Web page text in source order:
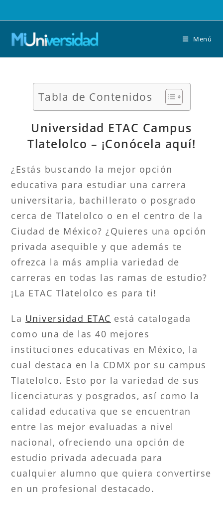
al
contenido
Menú
Tabla de Contenidos
Universidad ETAC Campus
Tlatelolco – ¡Conócela aquí!
¿Estás buscando la mejor opción
educativa para estudiar una carrera
universitaria, bachillerato o posgrado
cerca de Tlatelolco o en el centro de la
Ciudad de México? ¿Quieres una opción
privada asequible y que además te
ofrezca la más amplia variedad de
carreras en todas las ramas de estudio?
¡La ETAC Tlatelolco es para ti!
La Universidad ETAC está catalogada
como una de las 40 mejores
instituciones educativas en México, la
cual destaca en la CDMX por su campus
Tlatelolco. Esto por la variedad de sus
licenciaturas y posgrados, así como la
calidad educativa que se encuentran
entre las mejor evaluadas a nivel
nacional, ofreciendo una opción de
estudio privada adecuada para
cualquier alumno que quiera convertirse
en un profesional destacado.